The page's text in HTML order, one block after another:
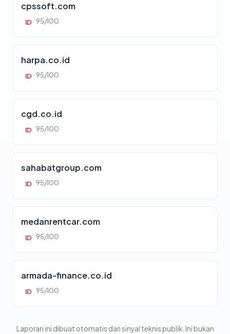
cpssoft.com
ID 95/100
harpa.co.id
ID 95/100
cgd.co.id
ID 95/100
sahabatgroup.com
ID 95/100
medanrentcar.com
ID 95/100
armada-finance.co.id
ID 95/100
Laporan ini dibuat otomatis dari sinyal teknis publik. Ini bukan